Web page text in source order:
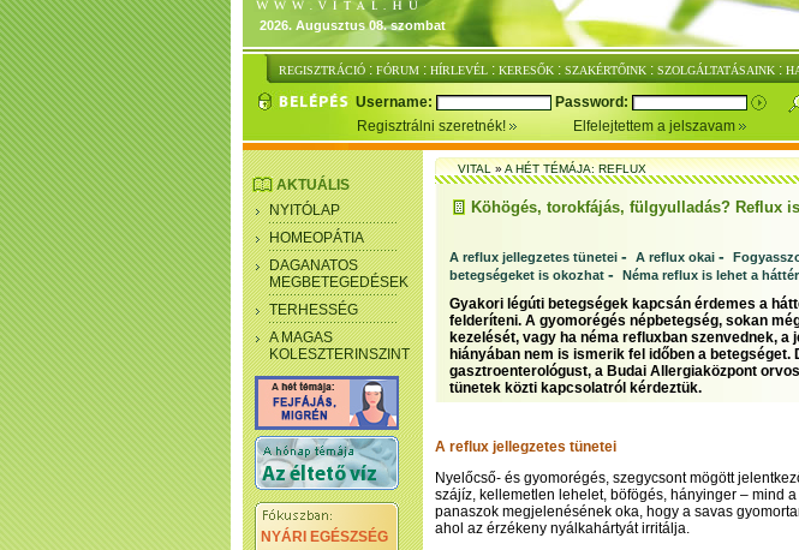
2026. Augusztus 08. szombat
REGISZTRÁCIÓ : FÓRUM : HÍRLEVÉL : KERESŐK : SZAKÉRTŐINK : SZOLGÁLTATÁSAINK :
Username: Password:
Regisztrálni szeretnék!
Elfelejtettem a jelszavam
AKTUÁLIS
NYITÓLAP
HOMEOPÁTIA
DAGANATOS
MEGBETEGEDÉSEK
TERHESSÉG
A MAGAS
KOLESZTERINSZINT
NYÁRI EGÉSZSÉG
VITAL»A HÉT TÉMÁJA: REFLUX
Köhögés, torokfájás, fülgyulladás? Reflux
A reflux jellegzetes tünetei - A reflux okai -
betegségeket is okozhat - Néma reflux is lehet a
Gyakori légúti betegségek kapcsán érdemes a
felderíteni. A gyomorégés népbetegség, sokan
kezelését, vagy ha néma refluxban szenvednek, a
hiányában nem is ismerik fel időben a betegséget.
gasztroenterológust, a Budai Allergiaközpont
tünetek közti kapcsolatról kérdeztük.
A reflux jellegzetes tünetei
Nyelőcső- és gyomorégés, szegycsont mögött
szájíz, kellemetlen lehelet, böfögés, hányinger – mind
panaszok megjelenésének oka, hogy a savas
ahol az érzékeny nyálkahártyát irritálja.